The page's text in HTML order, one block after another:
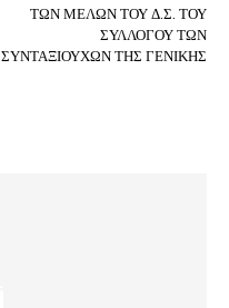
ΤΩΝ ΜΕΛΩΝ ΤΟΥ Δ.Σ. ΤΟΥ
ΣΥΛΛΟΓΟΥ ΤΩΝ
ΣΥΝΤΑΞΙΟΥΧΩΝ ΤΗΣ ΓΕΝΙΚΗΣ